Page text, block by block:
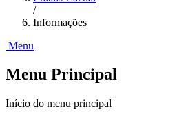
/
Informações
Menu
Menu Principal
Início do menu principal